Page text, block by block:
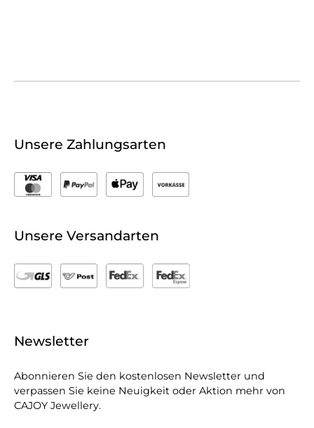
Unsere Zahlungsarten
Unsere Versandarten
Newsletter
Abonnieren Sie den kostenlosen Newsletter und
verpassen Sie keine Neuigkeit oder Aktion mehr von
CAJOY Jewellery.